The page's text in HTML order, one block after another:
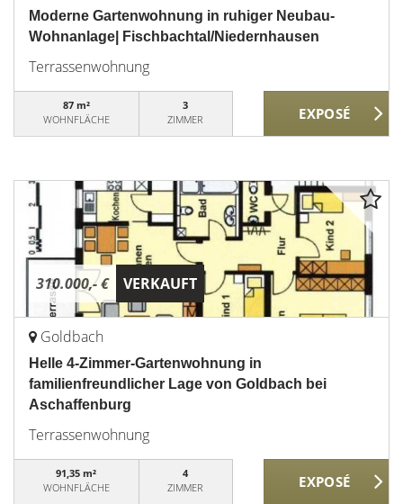
Moderne Gartenwohnung in ruhiger Neubau-
Wohnanlage| Fischbachtal/Niedernhausen
Terrassenwohnung
87 m²
WOHNFLÄCHE
3
ZIMMER
310.000,- € VERKAUFT
Goldbach
Helle 4-Zimmer-Gartenwohnung in
familienfreundlicher Lage von Goldbach bei
Aschaffenburg
Terrassenwohnung
91,35 m²
WOHNFLÄCHE
4
ZIMMER